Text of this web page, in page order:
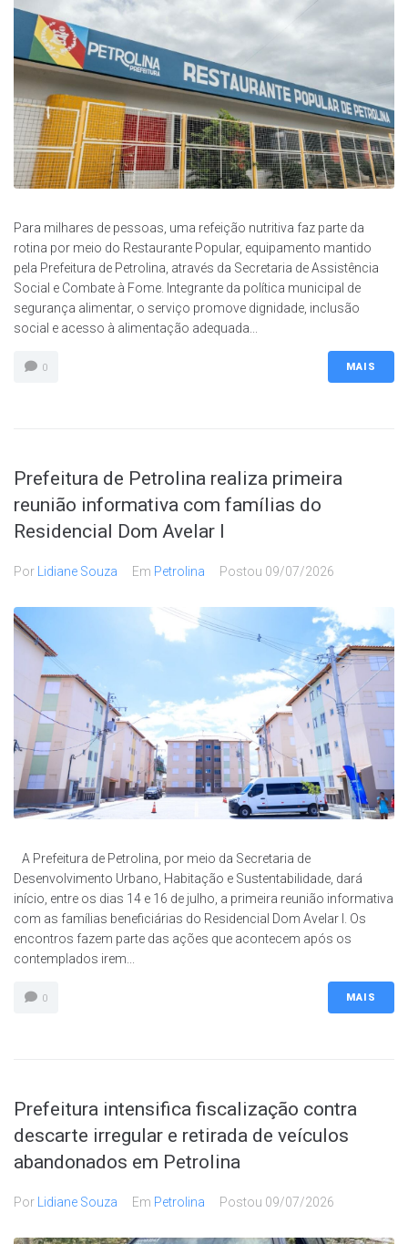
Para milhares de pessoas, uma refeição nutritiva faz parte da
rotina por meio do Restaurante Popular, equipamento mantido
pela Prefeitura de Petrolina, através da Secretaria de Assistência
Social e Combate à Fome. Integrante da política municipal de
segurança alimentar, o serviço promove dignidade, inclusão
social e acesso à alimentação adequada...
0 MAIS
Prefeitura de Petrolina realiza primeira
reunião informativa com famílias do
Residencial Dom Avelar I
Por Lidiane Souza Em Petrolina Postou 09/07/2026
A Prefeitura de Petrolina, por meio da Secretaria de
Desenvolvimento Urbano, Habitação e Sustentabilidade, dará
início, entre os dias 14 e 16 de julho, a primeira reunião informativa
com as famílias beneficiárias do Residencial Dom Avelar I. Os
encontros fazem parte das ações que acontecem após os
contemplados irem...
0 MAIS
Prefeitura intensifica fiscalização contra
descarte irregular e retirada de veículos
abandonados em Petrolina
Por Lidiane Souza Em Petrolina Postou 09/07/2026